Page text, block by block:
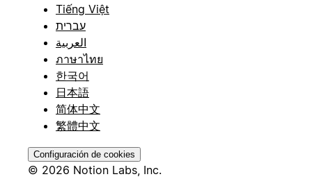
Tiếng Việt
עברית
العربية
ภาษาไทย
한국어
日本語
简体中文
繁體中文
Configuración de cookies
© 2026 Notion Labs, Inc.